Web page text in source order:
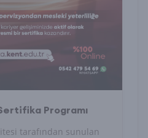
Programı
tarafından sunulan